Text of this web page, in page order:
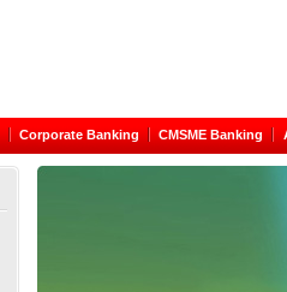
Corporate Banking CMSME Banking